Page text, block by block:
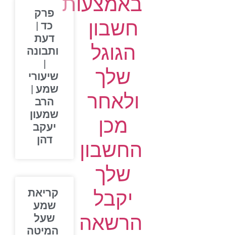
חשבון
הגוגל
שלך
ולאחר
מכן
החשבון
שלך
יקבל
הרשאה
פרק
כד |
דעת
ותבונה
שיעורי
שמע |
הרב
שמעון
יעקב
דהן
קריאת
שמע
שעל
המיטה